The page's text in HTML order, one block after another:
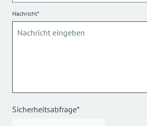
Nachricht*
Sicherheitsabfrage*